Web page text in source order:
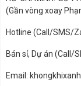
(Gần vòng xoay
Hotline (Call/SMS/
Bán sỉ, Dự án (Call/
Email: